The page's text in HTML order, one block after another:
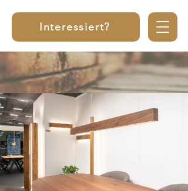
Interessiert?